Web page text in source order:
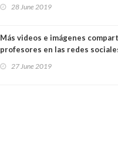
28 June 2019
Más videos e imágenes
profesores en las redes
27 June 2019